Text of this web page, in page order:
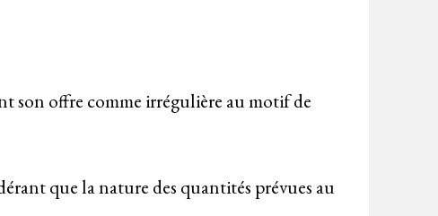
son offre comme irrégulière au motif de
que la nature des quantités prévues au